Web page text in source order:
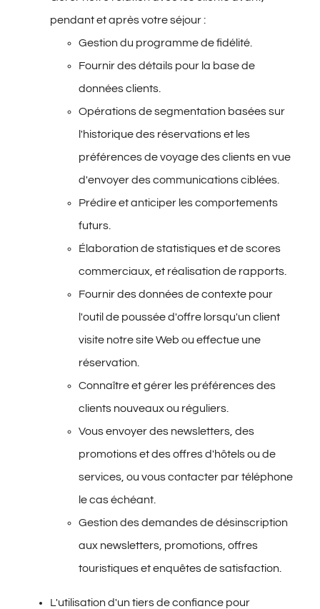
pendant et après votre séjour :
Gestion du programme de fidélité.
Fournir des détails pour la base de
données clients.
Opérations de segmentation basées sur
l'historique des réservations et les
préférences de voyage des clients en vue
d'envoyer des communications ciblées.
Prédire et anticiper les comportements
futurs.
Élaboration de statistiques et de scores
commerciaux, et réalisation de rapports.
Fournir des données de contexte pour
l'outil de poussée d'offre lorsqu'un client
visite notre site Web ou effectue une
réservation.
Connaître et gérer les préférences des
clients nouveaux ou réguliers.
Vous envoyer des newsletters, des
promotions et des offres d'hôtels ou de
services, ou vous contacter par téléphone
le cas échéant.
Gestion des demandes de désinscription
aux newsletters, promotions, offres
touristiques et enquêtes de satisfaction.
L'utilisation d'un tiers de confiance pour